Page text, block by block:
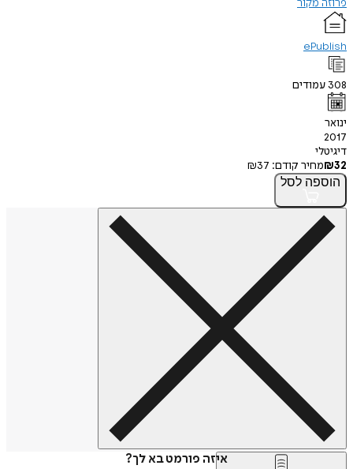
מקור
עמודים
₪מחיר קודם: ₪37
לסל
איזה פורמט בא לך?